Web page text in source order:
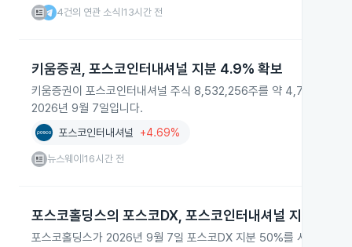
4건의 연관 소식 13시간 전
키움증권, 포스코인터내셔널 지분 4.9% 확보
키움증권이 포스코인터내셔널 주식 8,532,256주를 약 4,727억원
2026년 9월 7일입니다.
포스코인터내셔널 +4.69%
뉴스웨이 |16시간 전
포스코홀딩스의 포스코DX, 포스코인터내셔널 지분 처분
포스코홀딩스가 2026년 9월 7일 포스코DX 지분 50%를 시간외대